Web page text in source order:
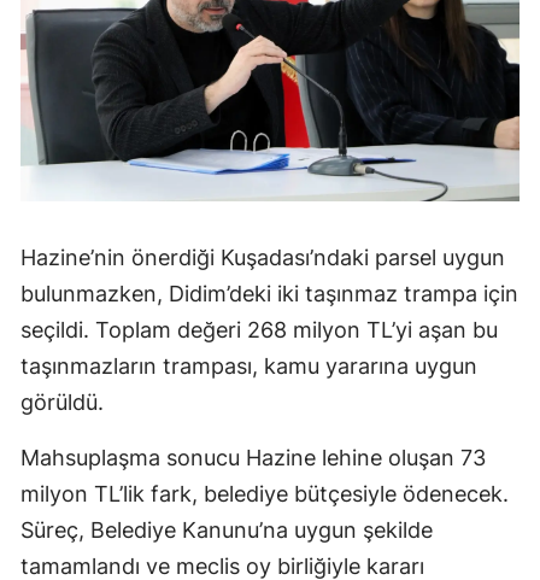
Hazine’nin önerdiği Kuşadası’ndaki parsel uygun
bulunmazken, Didim’deki iki taşınmaz trampa için
seçildi. Toplam değeri 268 milyon TL’yi aşan bu
taşınmazların trampası, kamu yararına uygun
görüldü.
Mahsuplaşma sonucu Hazine lehine oluşan 73
milyon TL’lik fark, belediye bütçesiyle ödenecek.
Süreç, Belediye Kanunu’na uygun şekilde
tamamlandı ve meclis oy birliğiyle kararı